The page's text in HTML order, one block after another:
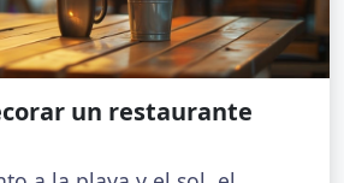
un restaurante